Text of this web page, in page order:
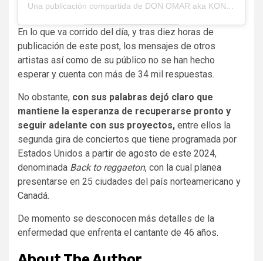
Una publicación compartida de DON OMAR aka KONG (@donomar)
En lo que va corrido del día, y tras diez horas de
publicación de este post, los mensajes de otros
artistas así como de su público no se han hecho
esperar y cuenta con más de 34 mil respuestas.
No obstante, con sus palabras dejó claro que
mantiene la esperanza de recuperarse pronto y
seguir adelante con sus proyectos, entre ellos la
segunda gira de conciertos que tiene programada por
Estados Unidos a partir de agosto de este 2024,
denominada Back to reggaeton, con la cual planea
presentarse en 25 ciudades del país norteamericano y
Canadá.
De momento se desconocen más detalles de la
enfermedad que enfrenta el cantante de 46 años.